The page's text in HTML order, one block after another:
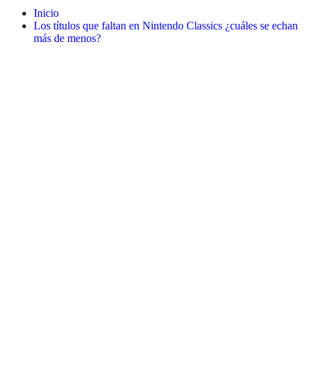
Inicio
Los títulos que faltan en Nintendo Classics ¿cuáles se echan
más de menos?